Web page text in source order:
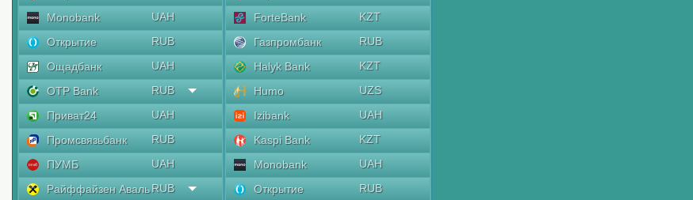
Monobank
UAH
Открытие
RUB
Ощадбанк
UAH
OTP Bank
RUB
Приват24
UAH
Промсвязьбанк
RUB
ПУМБ
UAH
Райффайзен АвальRUB
ForteBank
KZT
Газпромбанк
RUB
Halyk Bank
KZT
Humo
UZS
Izibank
UAH
Kaspi Bank
KZT
Monobank
UAH
Открытие
RUB